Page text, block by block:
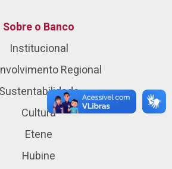
Sobre o Banco
Institucional
Regional
Sustentabilidade
Cultura
Etene
Hubine